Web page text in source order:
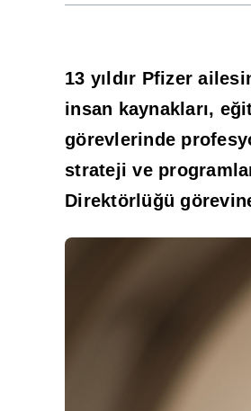
13 yıldır Pfizer
insan kaynakları,
görevlerinde
strateji ve
Direktörlüğü